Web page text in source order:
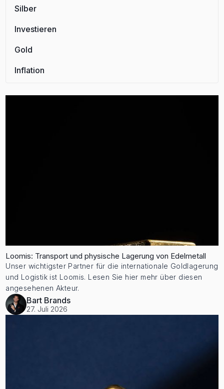
Silber
Investieren
Gold
Inflation
Loomis: Transport und physische Lagerung von Edelmetall
Unser wichtigster Partner für die internationale Goldlagerung
und Logistik ist Loomis. Lesen Sie hier mehr über diesen
angesehenen Akteur.
Bart Brands
27. Juli 2026